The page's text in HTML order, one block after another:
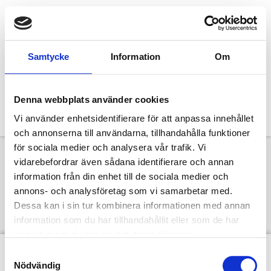
Samtycke Information Om
Denna webbplats använder cookies
Vi använder enhetsidentifierare för att anpassa innehållet
och annonserna till användarna, tillhandahålla funktioner
för sociala medier och analysera vår trafik. Vi
vidarebefordrar även sådana identifierare och annan
information från din enhet till de sociala medier och
annons- och analysföretag som vi samarbetar med.
Dessa kan i sin tur kombinera informationen med annan
information som du har tillhandahållit eller som de har
Nödvändig
Designcafé: Kristina
Wadensten